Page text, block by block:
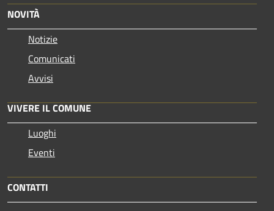
NOVITÀ
Notizie
Comunicati
Avvisi
VIVERE IL COMUNE
Luoghi
Eventi
CONTATTI